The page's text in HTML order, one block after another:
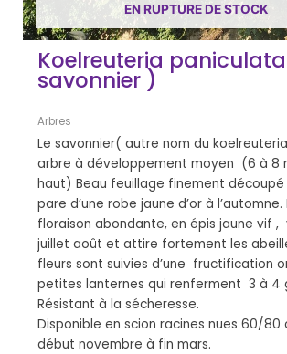
EN RUPTURE DE STOCK
Koelreuteria
savonnier )
Arbres
Le savonnier( autre nom du
arbre à développement moyen (6 à 8
haut) Beau feuillage finement découpé
pare d’une robe jaune d’or à l’automne.
floraison abondante, en épis jaune vif ,
juillet août et attire fortement les
fleurs sont suivies d’une fructification
petites lanternes qui renferment 3 à 4
Résistant à la sécheresse.
Disponible en scion racines nues 60/
début novembre à fin mars.